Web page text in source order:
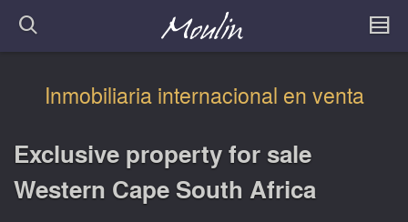
Inmobiliaria internacional en venta
Exclusive property for sale
Western Cape South Africa